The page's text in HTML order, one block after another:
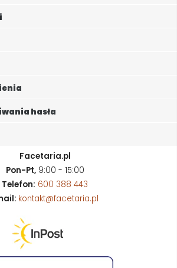
hasła
Facetaria.pl
Pon-Pt,9:00 - 15:00
Telefon: 600 388 443
kontakt@facetaria.pl